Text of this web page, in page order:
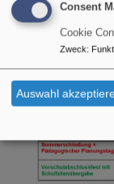
Consent
Cookie
Zweck:
Auswahl